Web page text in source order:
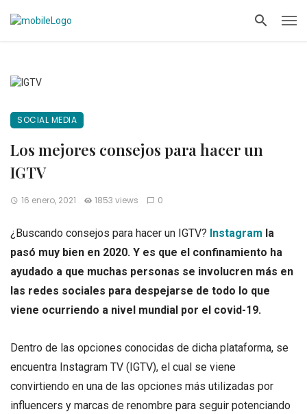
SOCIAL MEDIA
Los mejores consejos para hacer un
IGTV
16 enero, 2021 1853 views 0
¿Buscando consejos para hacer un IGTV? Instagram la
pasó muy bien en 2020. Y es que el confinamiento ha
ayudado a que muchas personas se involucren más en
las redes sociales para despejarse de todo lo que
viene ocurriendo a nivel mundial por el covid-19.
Dentro de las opciones conocidas de dicha plataforma, se
encuentra Instagram TV (IGTV), el cual se viene
convirtiendo en una de las opciones más utilizadas por
influencers y marcas de renombre para seguir potenciando